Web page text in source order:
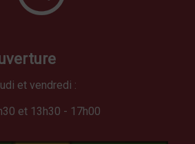
et vendredi :
et 13h30 - 17h00